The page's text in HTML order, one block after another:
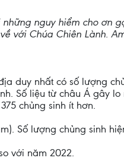
nguy hiểm cho ơn
với Chúa Chiên Lành.
duy nhất có số lượng
Số liệu từ châu Á gây
chủng sinh ít hơn.
Số lượng chủng sinh
với năm 2022.